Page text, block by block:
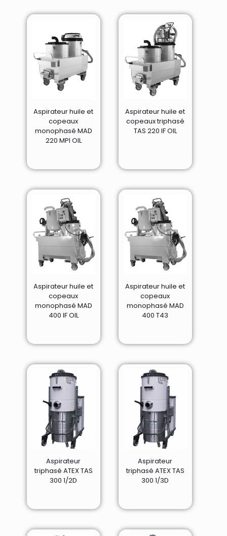
Aspirateur huile et
copeaux
monophasé MAD
220 MPI OIL
Aspirateur huile et
copeaux triphasé
TAS 220 IF OIL
Aspirateur huile et
copeaux
monophasé MAD
400 IF OIL
Aspirateur huile et
copeaux
monophasé MAD
400 T43
Aspirateur
triphasé ATEX TAS
300 1/2D
Aspirateur
triphasé ATEX TAS
300 1/3D